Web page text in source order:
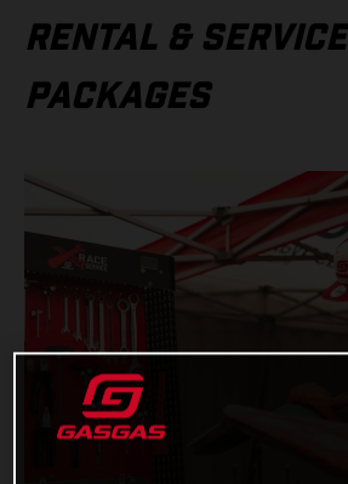
RENTAL & SERVICE
PACKAGES